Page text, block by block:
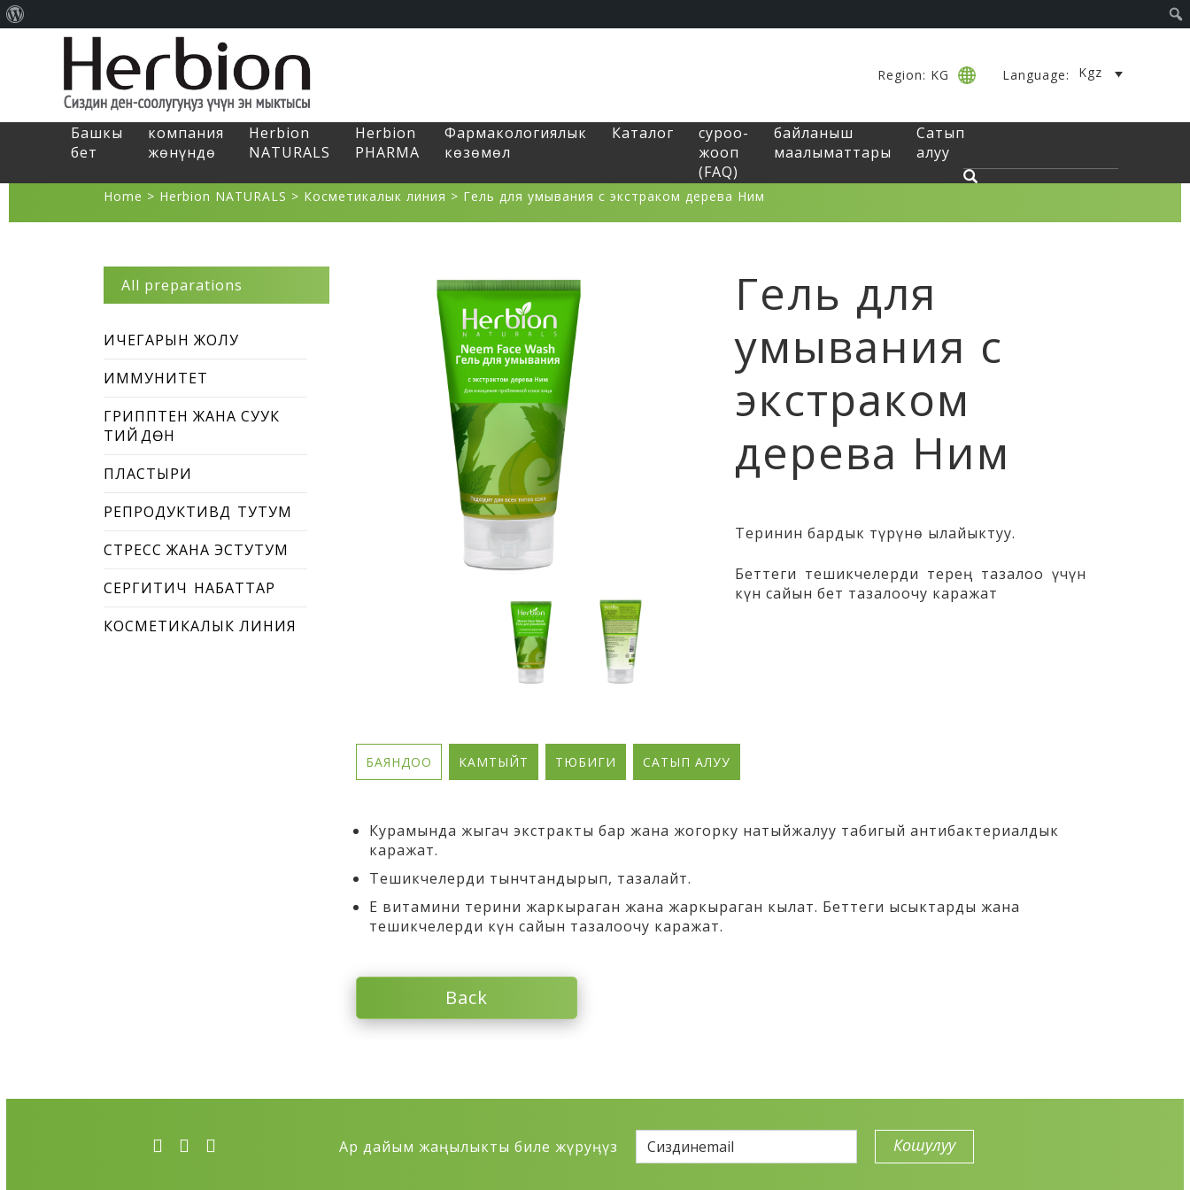
Region: KG Language: Kgz
Башкы
бет
компания
жөнүндө
Herbion
NATURALS
Herbion
PHARMA
Фармакологиялык
көзөмөл
Каталог
суроо-
жооп
(FAQ)
байланыш
маалыматтары
Сатып
алуу
Home > Herbion NATURALS > Косметикалык линия > Гель для умывания с экстраком дерева Ним
All preparations
ИЧЕГАРЫН ЖОЛУ
ИММУНИТЕТ
ГРИППТЕН ЖАНА СУУК
ТИЙҮҮДӨН
ПЛАСТЫРИ
РЕПРОДУКТИВДҮҮ ТУТУМ
СТРЕСС ЖАНА ЭСТУТУМ
СЕРГИТИЧҮҮ НАБАТТАР
КОСМЕТИКАЛЫК ЛИНИЯ
Гель для
умывания с
экстраком
дерева Ним
Теринин бардык түрүнө ылайыктуу.
Беттеги тешикчелерди терең тазалоо үчүн
күн сайын бет тазалоочу каражат
БАЯНДОО КАМТЫЙТ ТЮБИГИ САТЫП АЛУУ
Курамында жыгач экстракты бар жана жогорку натыйжалуу табигый антибактериалдык
каражат.
Тешикчелерди тынчтандырып, тазалайт.
Е витамини терини жаркыраган жана жаркыраган кылат. Беттеги ысыктарды жана
тешикчелерди күн сайын тазалоочу каражат.
Back
Ар дайым жаңылыкты биле жүруӊүз
WordPress